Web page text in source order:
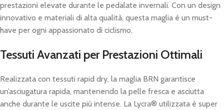
prestazioni elevate durante le pedalate invernali. Con un design
innovativo e materiali di alta qualità, questa maglia è un must-
have per ogni appassionato di ciclismo.
Tessuti Avanzati per Prestazioni Ottimali
Realizzata con tessuti rapid dry, la maglia BRN garantisce
un’asciugatura rapida, mantenendo la pelle fresca e asciutta
anche durante le uscite più intense. La Lycra® utilizzata è super